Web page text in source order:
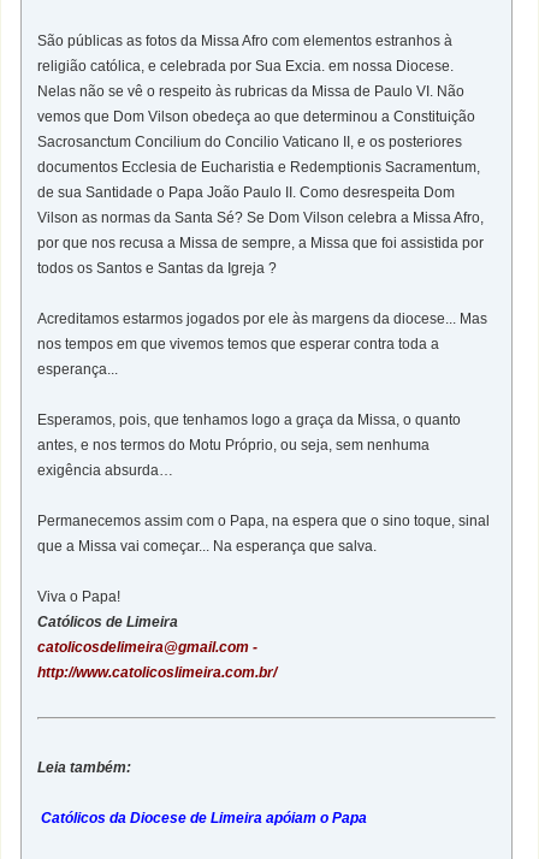
São públicas as fotos da Missa Afro com elementos estranhos à
religião católica, e celebrada por Sua Excia. em nossa Diocese.
Nelas não se vê o respeito às rubricas da Missa de Paulo VI. Não
vemos que Dom Vilson obedeça ao que determinou a Constituição
Sacrosanctum Concilium do Concilio Vaticano II, e os posteriores
documentos Ecclesia de Eucharistia e Redemptionis Sacramentum,
de sua Santidade o Papa João Paulo II. Como desrespeita Dom
Vilson as normas da Santa Sé? Se Dom Vilson celebra a Missa Afro,
por que nos recusa a Missa de sempre, a Missa que foi assistida por
todos os Santos e Santas da Igreja ?
Acreditamos estarmos jogados por ele às margens da diocese... Mas
nos tempos em que vivemos temos que esperar contra toda a
esperança...
Esperamos, pois, que tenhamos logo a graça da Missa, o quanto
antes, e nos termos do Motu Próprio, ou seja, sem nenhuma
exigência absurda…
Permanecemos assim com o Papa, na espera que o sino toque, sinal
que a Missa vai começar... Na esperança que salva.
Viva o Papa!
Católicos de Limeira
catolicosdelimeira@gmail.com -
http://www.catolicoslimeira.com.br/
Leia também:
Católicos da Diocese de Limeira apóiam o Papa